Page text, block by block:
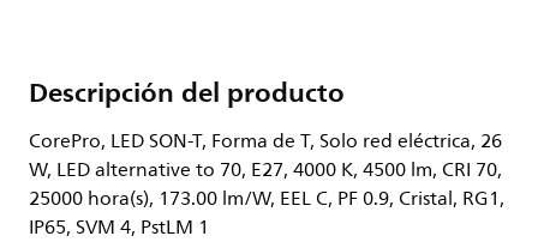
Descripción del producto
CorePro, LED SON-T, Forma de T, Solo red eléctrica, 26
W, LED alternative to 70, E27, 4000 K, 4500 lm, CRI 70,
25000 hora(s), 173.00 lm/W, EEL C, PF 0.9, Cristal, RG1,
IP65, SVM 4, PstLM 1